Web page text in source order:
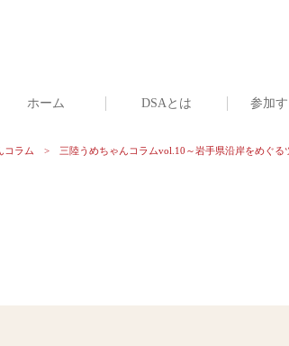
ホーム DSAとは 参加
コラム 三陸うめちゃんコラムvol.10～岩手県沿岸をめぐ